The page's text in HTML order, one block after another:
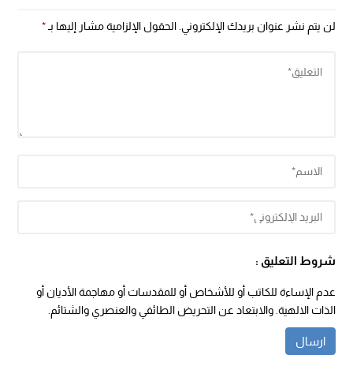
لن يتم نشر عنوان بريدك الإلكتروني. الحقول الإلزامية مشار إليها بـ*
شروط التعليق :
عدم الإساءة للكاتب أو للأشخاص أو للمقدسات أو مهاجمة الأديان أو
الذات الالهية. والابتعاد عن التحريض الطائفي والعنصري والشتائم.